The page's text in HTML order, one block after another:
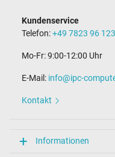
Kundenservice
Telefon:+49 7823 96
Mo-Fr: 9:00-12:00 Uhr
E-Mail: info@ipc-
Kontakt
Informationen